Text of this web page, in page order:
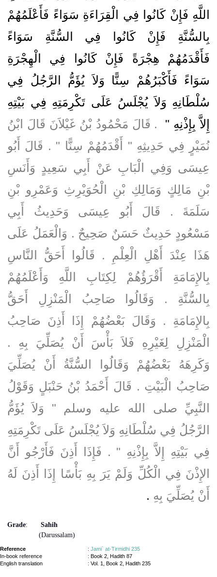
اللَّهِ فَإِنْ كَانُوا فِي الْقِرَاءَةِ سَوَاءً فَأَعْلَمُهُمْ
بِالسُّنَّةِ فَإِنْ كَانُوا فِي السُّنَّةِ سَوَاءً
فَأَقْدَمُهُمْ هِجْرَةً فَإِنْ كَانُوا فِي الْهِجْرَةِ
سَوَاءً فَأَكْبَرُهُمْ سِنًّا وَلاَ يُؤَمُّ الرَّجُلُ فِي
سُلْطَانِهِ وَلاَ يُجْلَسُ عَلَى تَكْرِمَتِهِ فِي بَيْتِهِ
إِلاَّ بِإِذْنِهِ ‏"
‏ ‏.‏ قَالَ مَحْمُودُ بْنُ غَيْلاَنَ قَالَ ابْنُ
نُمَيْرٍ فِي حَدِيثِهِ ‏"‏ أَقْدَمُهُمْ سِنًّا ‏"‏ ‏.‏ قَالَ أَبُو
عِيسَى وَفِي الْبَابِ عَنْ أَبِي سَعِيدٍ وَأَنَسِ
بْنِ مَالِكٍ وَمَالِكِ بْنِ الْحُوَيْرِثِ وَعَمْرِو بْنِ
سَلَمَةَ ‏.‏ قَالَ أَبُو عِيسَى وَحَدِيثُ أَبِي
مَسْعُودٍ حَدِيثٌ حَسَنٌ صَحِيحٌ ‏.‏ وَالْعَمَلُ عَلَى
هَذَا عِنْدَ أَهْلِ الْعِلْمِ ‏.‏ قَالُوا أَحَقُّ النَّاسِ
بِالإِمَامَةِ أَقْرَؤُهُمْ لِكِتَابِ اللَّهِ وَأَعْلَمُهُمْ
بِالسُّنَّةِ ‏.‏ وَقَالُوا صَاحِبُ الْمَنْزِلِ أَحَقُّ
بِالإِمَامَةِ ‏.‏ وَقَالَ بَعْضُهُمْ إِذَا أَذِنَ صَاحِبُ
الْمَنْزِلِ لِغَيْرِهِ فَلاَ بَأْسَ أَنْ يُصَلِّيَ بِهِ ‏.‏
وَكَرِهَهُ بَعْضُهُمْ وَقَالُوا السُّنَّةُ أَنْ يُصَلِّيَ
صَاحِبُ الْبَيْتِ ‏.‏ قَالَ أَحْمَدُ بْنُ حَنْبَلٍ وَقَوْلُ
النَّبِيِّ صلى الله عليه وسلم ‏"‏ وَلاَ يُؤَمُّ
الرَّجُلُ فِي سُلْطَانِهِ وَلاَ يُجْلَسُ عَلَى تَكْرِمَتِهِ
فِي بَيْتِهِ إِلاَّ بِإِذْنِهِ ‏"‏ ‏.‏ فَإِذَا أَذِنَ فَأَرْجُو أَنَّ
الإِذْنَ فِي الْكُلِّ وَلَمْ يَرَ بِهِ بَأْسًا إِذَا أَذِنَ لَهُ
أَنْ يُصَلِّيَ بِهِ ‏.‏
Grade:
Sahih
(Darussalam)
Reference : Jami` at-Tirmidhi 235
In-book reference
: Book 2, Hadith 87
English translation
: Vol. 1, Book 2, Hadith 235